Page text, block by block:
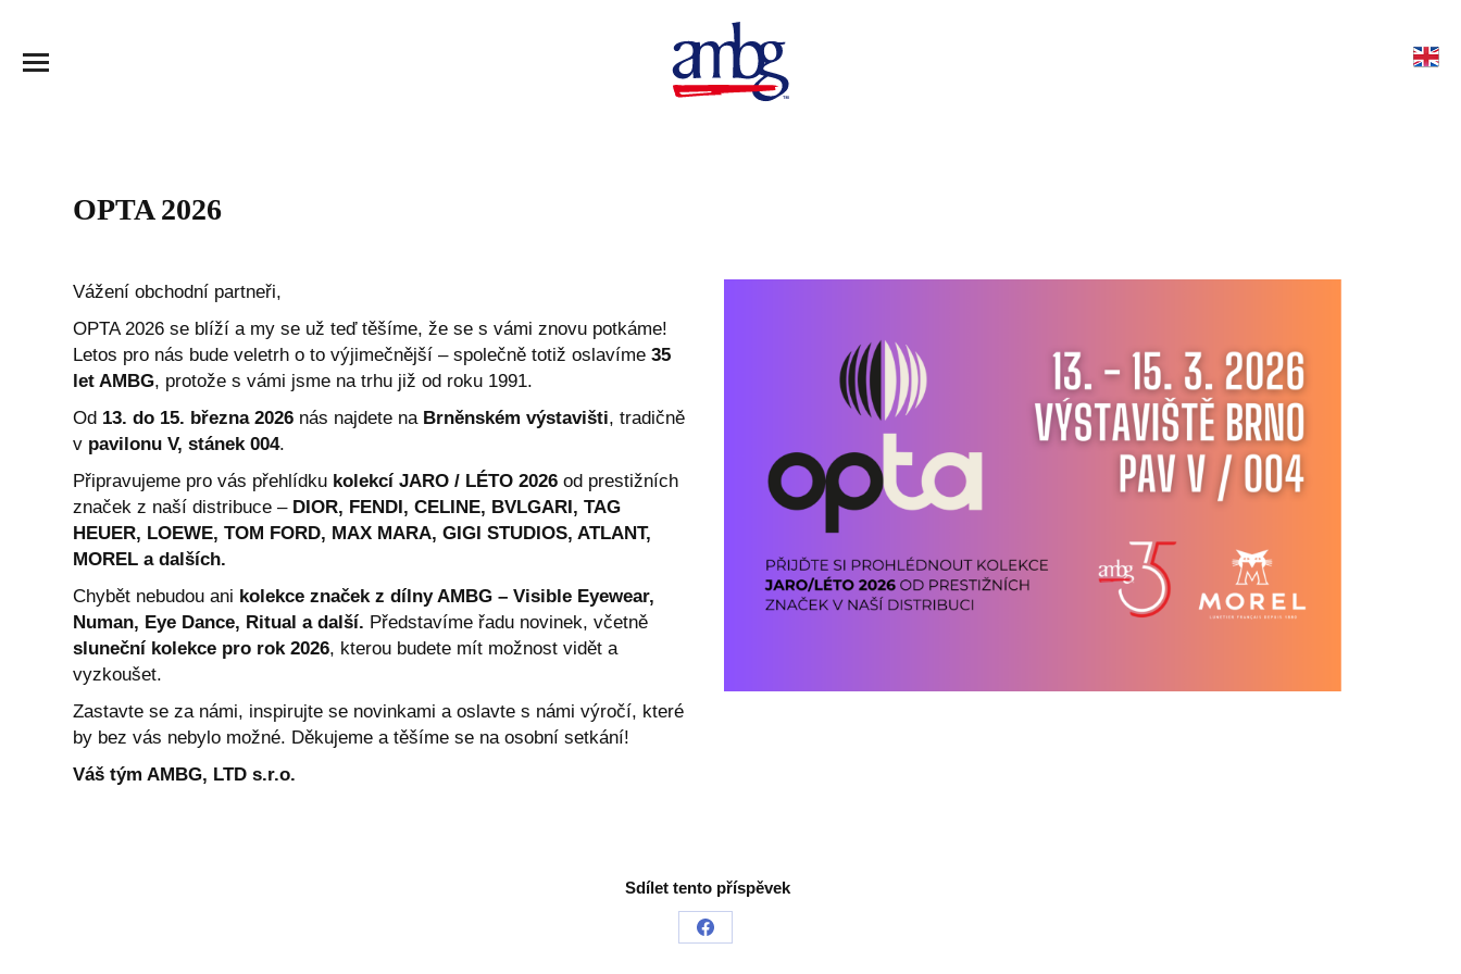
OPTA 2026
Vážení obchodní partneři,
OPTA 2026 se blíží a my se už teď těšíme, že se s vámi znovu potkáme!
Letos pro nás bude veletrh o to výjimečnější – společně totiž oslavíme35
let AMBG, protože s vámi jsme na trhu již od roku 1991.
Od 13. do 15. března 2026 nás najdete na Brněnském výstavišti, tradičně
v pavilonu V, stánek 004.
Připravujeme pro vás přehlídku kolekcí JARO / LÉTO 2026od prestižních
značek z naší distribuce – DIOR, FENDI, CELINE, BVLGARI, TAG
HEUER, LOEWE, TOM FORD, MAX MARA, GIGI STUDIOS, ATLANT,
MOREL a dalších.
Chybět nebudou ani kolekce značek z dílny AMBG – Visible Eyewear,
Numan, Eye Dance, Ritual a další. Představíme řadu novinek, včetně
sluneční kolekce pro rok 2026, kterou budete mít možnost vidět a
vyzkoušet.
Zastavte se za námi, inspirujte se novinkami a oslavte s námi výročí, které
by bez vás nebylo možné. Děkujeme a těšíme se na osobní setkání!
Váš tým AMBG, LTD s.r.o.
Sdílet tento příspěvek
Share